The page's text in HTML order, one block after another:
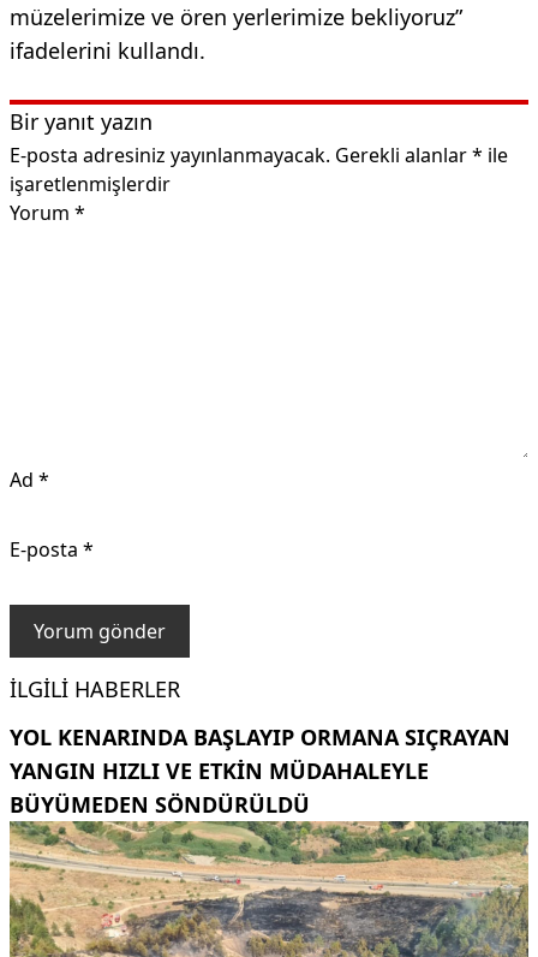
müzelerimize ve ören yerlerimize bekliyoruz”
ifadelerini kullandı.
Bir yanıt yazın
E-posta adresiniz yayınlanmayacak. Gerekli alanlar* ile
işaretlenmişlerdir
Yorum *
Ad *
E-posta *
İLGILI HABERLER
YOL KENARINDA BAŞLAYIP ORMANA SIÇRAYAN
YANGIN HIZLI VE ETKIN MÜDAHALEYLE
BÜYÜMEDEN SÖNDÜRÜLDÜ